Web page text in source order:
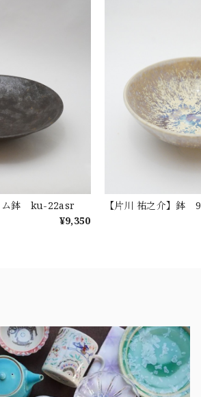
ム鉢 ku-22asr
¥9,350
【片川 祐之介】鉢 9